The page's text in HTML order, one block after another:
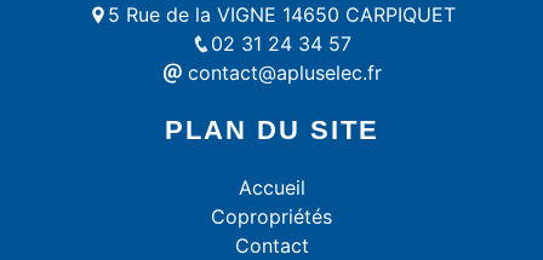
5 Rue de la VIGNE 14650 CARPIQUET
02 31 24 34 57
contact@apluselec.fr
PLAN DU SITE
Accueil
Copropriétés
Contact